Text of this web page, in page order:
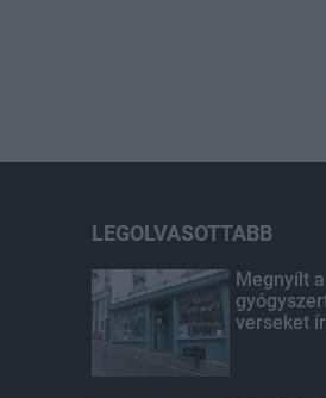
LEGOLVASOTTABB
Megnyílt
verseket